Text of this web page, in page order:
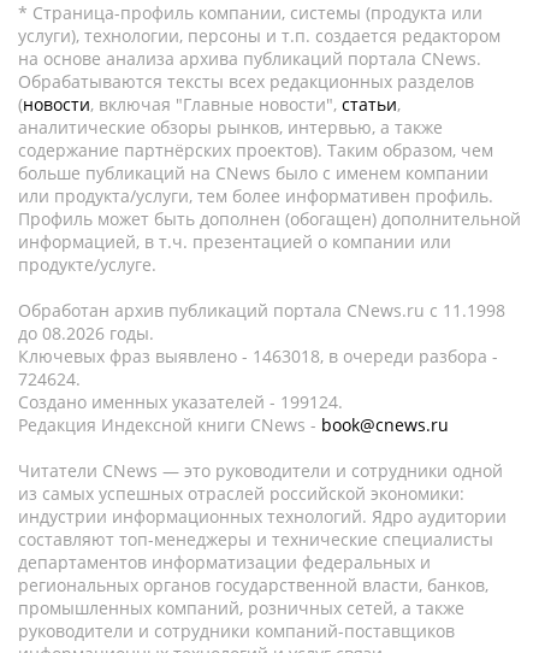
* Страница-профиль компании, системы (продукта или
услуги), технологии, персоны и т.п. создается редактором
на основе анализа архива публикаций портала CNews.
Обрабатываются тексты всех редакционных разделов
(новости, включая "Главные новости", статьи,
аналитические обзоры рынков, интервью, а также
содержание партнёрских проектов). Таким образом, чем
больше публикаций на CNews было с именем компании
или продукта/услуги, тем более информативен профиль.
Профиль может быть дополнен (обогащен) дополнительной
информацией, в т.ч. презентацией о компании или
продукте/услуге.
Обработан архив публикаций портала CNews.ru c 11.1998
до 08.2026 годы.
Ключевых фраз выявлено - 1463018, в очереди разбора -
724624.
Создано именных указателей - 199124.
Редакция Индексной книги CNews - book@cnews.ru
Читатели CNews — это руководители и сотрудники одной
из самых успешных отраслей российской экономики:
индустрии информационных технологий. Ядро аудитории
составляют топ-менеджеры и технические специалисты
департаментов информатизации федеральных и
региональных органов государственной власти, банков,
промышленных компаний, розничных сетей, а также
руководители и сотрудники компаний-поставщиков